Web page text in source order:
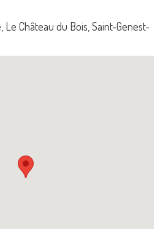
Le Château du Bois, Saint-Genest-